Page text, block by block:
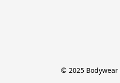
© 2025